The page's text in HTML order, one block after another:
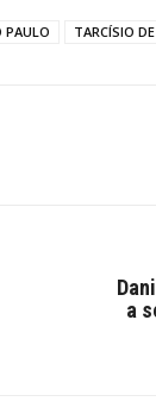
PAULO TARCÍSIO
a